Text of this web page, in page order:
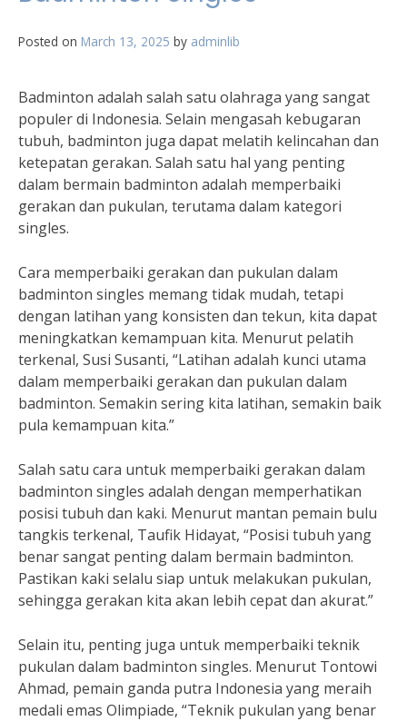
Posted on March 13, 2025 by adminlib
Badminton adalah salah satu olahraga yang sangat
populer di Indonesia. Selain mengasah kebugaran
tubuh, badminton juga dapat melatih kelincahan dan
ketepatan gerakan. Salah satu hal yang penting
dalam bermain badminton adalah memperbaiki
gerakan dan pukulan, terutama dalam kategori
singles.
Cara memperbaiki gerakan dan pukulan dalam
badminton singles memang tidak mudah, tetapi
dengan latihan yang konsisten dan tekun, kita dapat
meningkatkan kemampuan kita. Menurut pelatih
terkenal, Susi Susanti, “Latihan adalah kunci utama
dalam memperbaiki gerakan dan pukulan dalam
badminton. Semakin sering kita latihan, semakin baik
pula kemampuan kita.”
Salah satu cara untuk memperbaiki gerakan dalam
badminton singles adalah dengan memperhatikan
posisi tubuh dan kaki. Menurut mantan pemain bulu
tangkis terkenal, Taufik Hidayat, “Posisi tubuh yang
benar sangat penting dalam bermain badminton.
Pastikan kaki selalu siap untuk melakukan pukulan,
sehingga gerakan kita akan lebih cepat dan akurat.”
Selain itu, penting juga untuk memperbaiki teknik
pukulan dalam badminton singles. Menurut Tontowi
Ahmad, pemain ganda putra Indonesia yang meraih
medali emas Olimpiade, “Teknik pukulan yang benar